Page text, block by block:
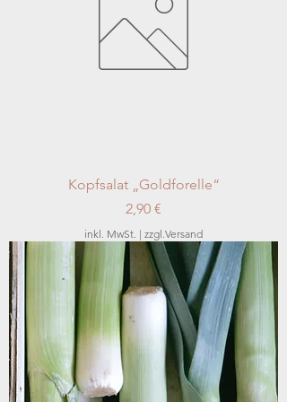
Kopfsalat „Goldforelle“
Preis
2,90 €
inkl. MwSt. | zzgl.Versand